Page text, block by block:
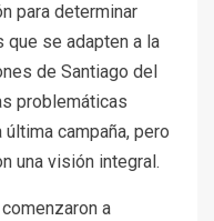
para determinar
se adapten a la
de Santiago del
problemáticas
campaña, pero
una visión integral.
a